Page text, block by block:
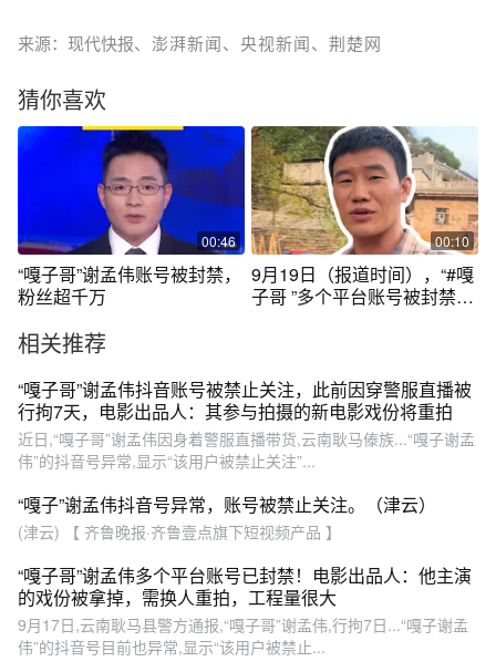
来源：现代快报、澎湃新闻、央视新闻、荆楚网
猜你喜欢
00:46
“嘎子哥”谢孟伟账号被封禁，
粉丝超千万
00:10
9月19日（报道时间），“#嘎
子哥 ”多个平台账号被封禁！
货被行拘，快手账号被封
禁，参演电影换人重拍。
相关推荐
“嘎子哥”谢孟伟抖音账号被禁止关注，此前因穿警服直播被
行拘7天，电影出品人：其参与拍摄的新电影戏份将重拍
近日,“嘎子哥”谢孟伟因身着警服直播带货,云南耿马傣族...“嘎子谢孟
伟”的抖音号异常,显示“该用户被禁止关注”...
“嘎子”谢孟伟抖音号异常，账号被禁止关注。（津云）
(津云) 【 齐鲁晚报·齐鲁壹点旗下短视频产品 】
“嘎子哥”谢孟伟多个平台账号已封禁！电影出品人：他主演
的戏份被拿掉，需换人重拍，工程量很大
9月17日,云南耿马县警方通报,“嘎子哥”谢孟伟,行拘7日...“嘎子谢孟
伟”的抖音号目前也异常,显示“该用户被禁止...